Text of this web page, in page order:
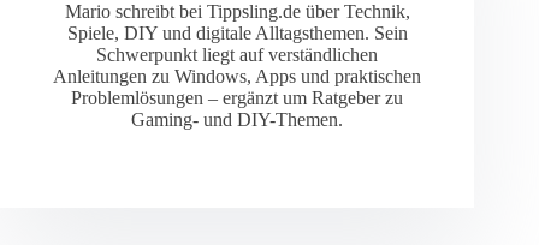
Mario schreibt bei Tippsling.de über Technik,
Spiele, DIY und digitale Alltagsthemen. Sein
Schwerpunkt liegt auf verständlichen
Anleitungen zu Windows, Apps und praktischen
Problemlösungen – ergänzt um Ratgeber zu
Gaming- und DIY-Themen.